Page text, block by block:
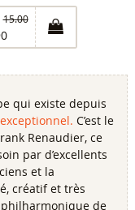
15.00
qui existe depuis
C’est le
Renaudier, ce
par d’excellents
et la
créatif et très
philharmonique de